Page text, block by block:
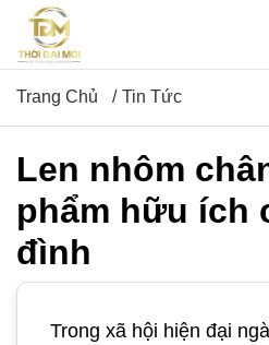
Trang Chủ Tin Tức
Len nhôm
phẩm hữu ích
đình
Trong xã hội hiện đại